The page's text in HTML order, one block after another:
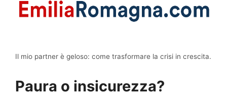
Il mio partner è geloso: come trasformare la crisi in crescita.
Paura o insicurezza?